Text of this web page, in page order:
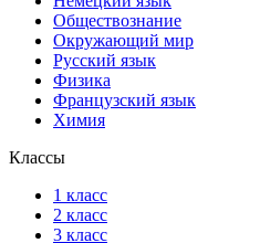
Обществознание
Окружающий мир
Русский язык
Физика
Французский язык
Химия
Классы
1 класс
2 класс
3 класс